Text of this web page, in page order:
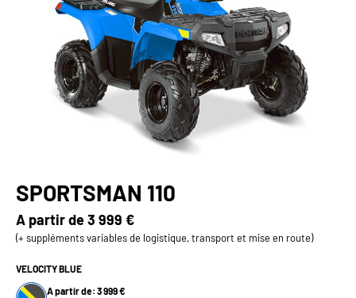
SPORTSMAN 110
A partir de3 999 €
(+ suppléments variables de logistique, transport et mise en route)
VELOCITY BLUE
A partir de: 3 999 €